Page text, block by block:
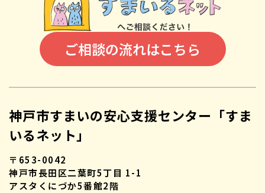
ご相談の流れはこちら
神戸市すまいの安心支援センター「すま
いるネット」
〒653-0042
神戸市長田区二葉町5丁目 1-1
アスタくにづか5番館2階